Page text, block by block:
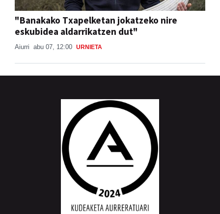
"Banakako Txapelketan jokatzeko nire
eskubidea aldarrikatzen dut"
Aiurri abu 07, 12:00 URNIETA